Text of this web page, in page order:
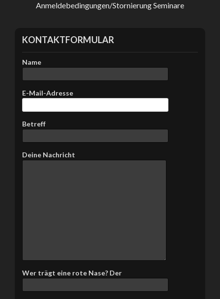
Anmeldebedingungen/Stornierung Seminare
KONTAKTFORMULAR
Name
E-Mail-Adresse
Bitte lasse dieses Feld leer.
Betreff
Deine Nachricht
Wer trägt eine rote Nase? Der